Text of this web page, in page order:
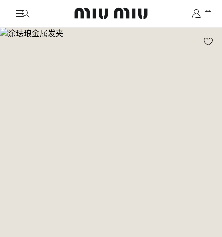
MiuMiu logo
前往图片 1
前往图片 2